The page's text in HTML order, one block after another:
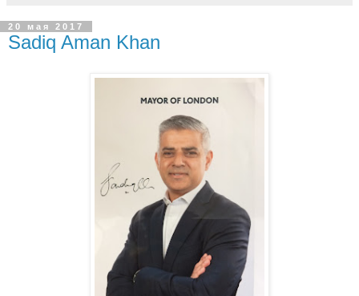
20 мая 2017
Sadiq Aman Khan